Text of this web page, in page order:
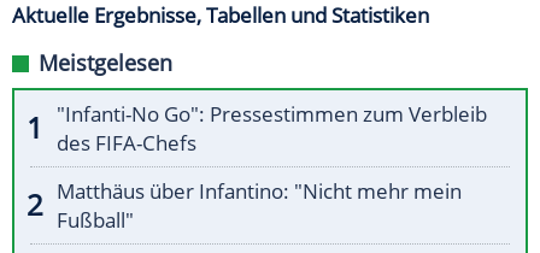
Aktuelle Ergebnisse, Tabellen und Statistiken
Meistgelesen
"Infanti-No Go": Pressestimmen zum Verbleib
des FIFA-Chefs
Matthäus über Infantino: "Nicht mehr mein
Fußball"